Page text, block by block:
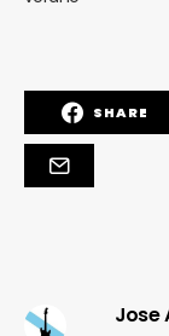
SHARE
Jose